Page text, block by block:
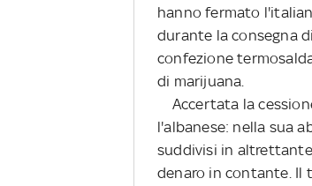
hanno fermato
durante la consegna
confezione
di marijuana.
Accertata la
l'albanese: nella sua
suddivisi in
denaro in contante. Il